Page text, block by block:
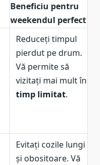
Beneficiu pentru
weekendul perfect
Reduceți timpul
pierdut pe drum.
Vă permite să
vizitați mai mult în
timp limitat.
Evitați cozile lungi
și obositoare. Vă